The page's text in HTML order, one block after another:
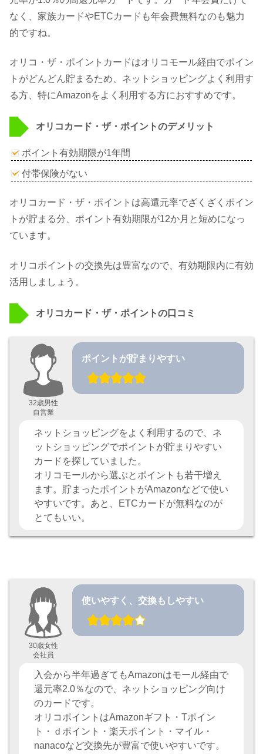
なく、家族カードやETCカードも年会費無料なのも魅力
的ですね。
オリコ・ザ・ポイントカードはオリコモール経由でポイン
トがどんどん貯まるため、ネットショッピングよく利用す
る方、特にAmazonをよく利用する方におすすめです。
オリコカード・ザ・ポイントのデメリット
ポイント有効期限が1年間
付帯保険がない
オリコカード・ザ・ポイントは高還元率でざくざくポイン
トが貯まる分、ポイント有効期限が12か月と短めになっ
ています。
オリコポイントの交換先は豊富なので、有効期限内に有効
活用しましょう。
オリコカード・ザ・ポイントの口コミ
32歳男性
自営業
ポイントが貯まりやすい
ネットショッピングをよく利用するので、ネ
ットショッピングでポイントが貯まりやすい
カードを探していました。
オリコモールから選ぶとポイントも若干増え
ます。貯まったポイントがAmazonなどで使い
やすいです。あと、ETCカードが無料なのが
とてもいい。
30歳女性
会社員
使いやすく、交換もしやすい
入会から半年過ぎてもAmazonはモール経由で
還元率2.0％なので、ネットショッピング向け
のカードです。
オリコポイントはAmazonギフト・Tポイン
ト・ｄポイント・楽天ポイント・マイル・
nanacoなど交換先が豊富で使いやすいです。